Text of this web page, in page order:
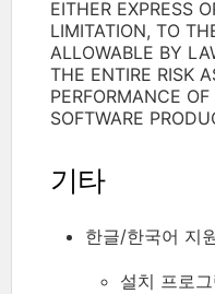
EITHER EXPRESS
LIMITATION, TO
ALLOWABLE BY
THE ENTIRE RISK
PERFORMANCE
SOFTWARE
기타
한글/한국어 지
설치 프로